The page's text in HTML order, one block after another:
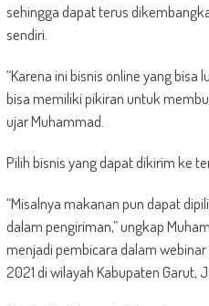
sehingga dapat terus
sendiri.
“Karena ini bisnis online yang bisa
bisa memiliki pikiran untuk
ujar Muhammad.
Pilih bisnis yang dapat dikirim ke
“Misalnya makanan pun dapat
dalam pengiriman,” ungkap
menjadi pembicara dalam
2021 di wilayah Kabupaten